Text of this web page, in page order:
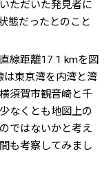
ただいた発見者に
態だったとのこと
線距離17.1 kmを図
は東京湾を内湾と湾
須賀市観音崎と千
なくとも地図上の
ではないかと考え
も考察してみまし